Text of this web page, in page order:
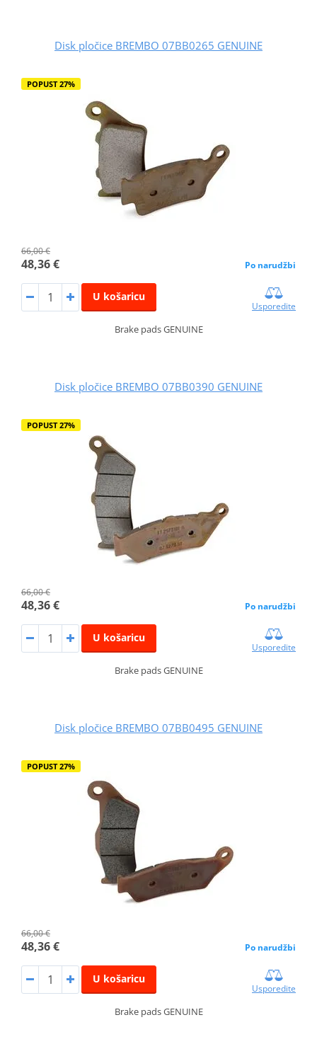
Disk pločice BREMBO 07BB0265 GENUINE
POPUST 27%
66,00 €
48,36 € Po narudžbi
U košaricu
Usporedite
Brake pads GENUINE
Disk pločice BREMBO 07BB0390 GENUINE
POPUST 27%
66,00 €
48,36 € Po narudžbi
U košaricu
Usporedite
Brake pads GENUINE
Disk pločice BREMBO 07BB0495 GENUINE
POPUST 27%
66,00 €
48,36 € Po narudžbi
U košaricu
Usporedite
Brake pads GENUINE